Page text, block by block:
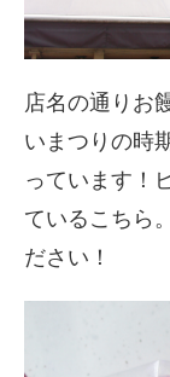
店名の通りお
いまつりの時
っています！
ているこちら
ださい！